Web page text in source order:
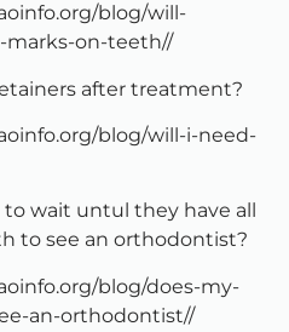
blog/will-
on-teeth//
after treatment?
blog/will-i-need-
wait untul they have all
to see an orthodontist?
blog/does-my-
an-orthodontist//